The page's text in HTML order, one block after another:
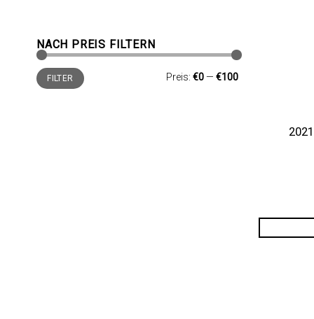
NACH PREIS FILTERN
Min.
Preis
Max.
PreisFILTER Preis: €0— €100